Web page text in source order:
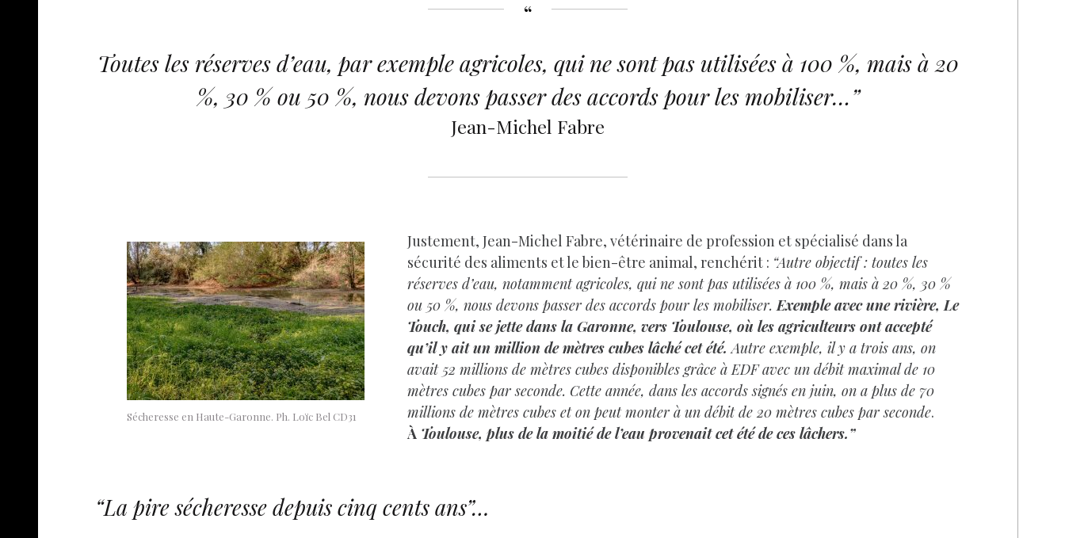
Toutes les réserves d’eau, par exemple agricoles, qui ne sont pas utilisées à 100 %, mais à 20
%, 30 % ou 50 %, nous devons passer des accords pour les mobiliser…”
Jean-Michel Fabre
Sécheresse en Haute-Garonne. Ph. Loïc Bel CD31
Justement, Jean-Michel Fabre, vétérinaire de profession et spécialisé dans la
sécurité des aliments et le bien-être animal, renchérit : “Autre objectif : toutes les
réserves d’eau, notamment agricoles, qui ne sont pas utilisées à 100 %, mais à 20 %, 30 %
ou 50 %, nous devons passer des accords pour les mobiliser.Exemple avec une rivière, Le
Touch, qui se jette dans la Garonne, vers Toulouse, où les agriculteurs ont accepté
qu’il y ait un million de mètres cubes lâché cet été. Autre exemple, il y a trois ans, on
avait 52 millions de mètres cubes disponibles grâce à EDF avec un débit maximal de 10
mètres cubes par seconde. Cette année, dans les accords signés en juin, on a plus de 70
millions de mètres cubes et on peut monter à un débit de 20 mètres cubes par seconde.
À Toulouse, plus de la moitié de l’eau provenait cet été de ces lâchers.”
“La pire sécheresse depuis cinq cents ans”…